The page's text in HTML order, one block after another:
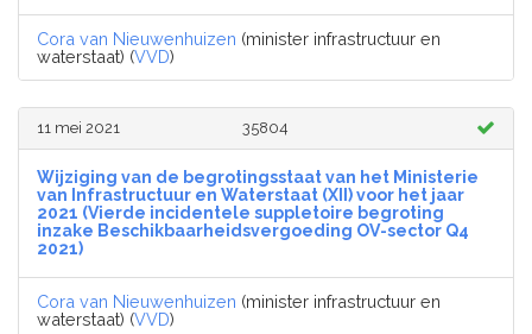
Cora van Nieuwenhuizen (minister infrastructuur en
waterstaat) (VVD)
11 mei 2021 35804
Wijziging van de begrotingsstaat van het Ministerie
van Infrastructuur en Waterstaat (XII) voor het jaar
2021 (Vierde incidentele suppletoire begroting
inzake Beschikbaarheidsvergoeding OV-sector Q4
2021)
Cora van Nieuwenhuizen (minister infrastructuur en
waterstaat) (VVD)